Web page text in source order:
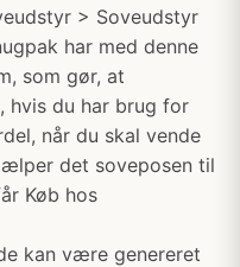
> Soveudstyr
har med denne
som gør, at
hvis du har brug for
når du skal vende
det soveposen til
Køb hos
kan være genereret